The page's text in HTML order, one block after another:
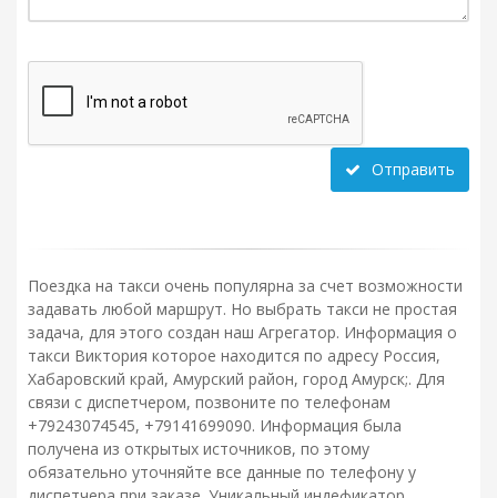
Отправить
Поездка на такси очень популярна за счет возможности
задавать любой маршрут. Но выбрать такси не простая
задача, для этого создан наш Агрегатор. Информация о
такси Виктория которое находится по адресу Россия,
Хабаровский край, Амурский район, город Амурск;. Для
связи с диспетчером, позвоните по телефонам
+79243074545, +79141699090. Информация была
получена из открытых источников, по этому
обязательно уточняйте все данные по телефону у